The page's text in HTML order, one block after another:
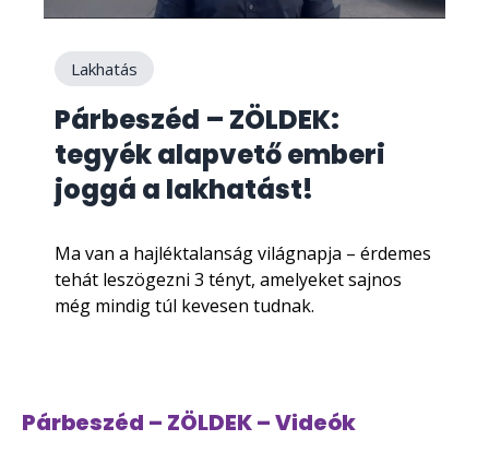
Lakhatás
Párbeszéd – ZÖLDEK:
tegyék alapvető emberi
joggá a lakhatást!
Ma van a hajléktalanság világnapja – érdemes
tehát leszögezni 3 tényt, amelyeket sajnos
még mindig túl kevesen tudnak.
Párbeszéd – ZÖLDEK – Videók